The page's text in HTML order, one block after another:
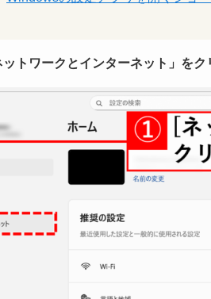
ットワークとインターネット」をク